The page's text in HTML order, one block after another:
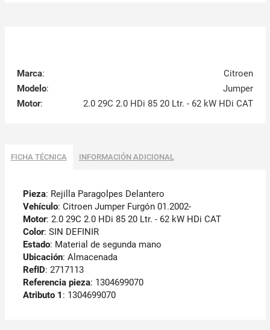
Marca:
Citroen
Modelo:
Jumper
Motor: 2.0 29C 2.0 HDi 85 20 Ltr. - 62 kW HDi CAT
FICHA TÉCNICA INFORMACIÓN ADICIONAL
Pieza: Rejilla Paragolpes Delantero
Vehículo: Citroen Jumper Furgón 01.2002-
Motor: 2.0 29C 2.0 HDi 85 20 Ltr. - 62 kW HDi CAT
Color: SIN DEFINIR
Estado: Material de segunda mano
Ubicación: Almacenada
RefID: 2717113
Referencia pieza: 1304699070
Atributo 1 : 1304699070